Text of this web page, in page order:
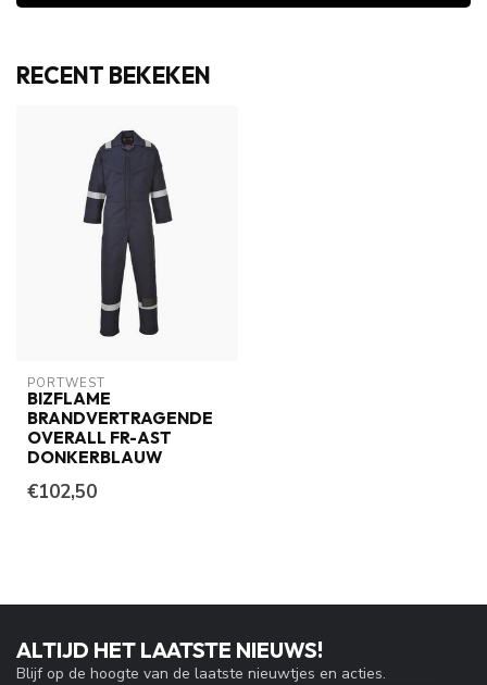
RECENT BEKEKEN
PORTWEST
BIZFLAME
BRANDVERTRAGENDE
OVERALL FR-AST
DONKERBLAUW
€102,50
ALTIJD HET LAATSTE NIEUWS!
Blijf op de hoogte van de laatste nieuwtjes en acties.